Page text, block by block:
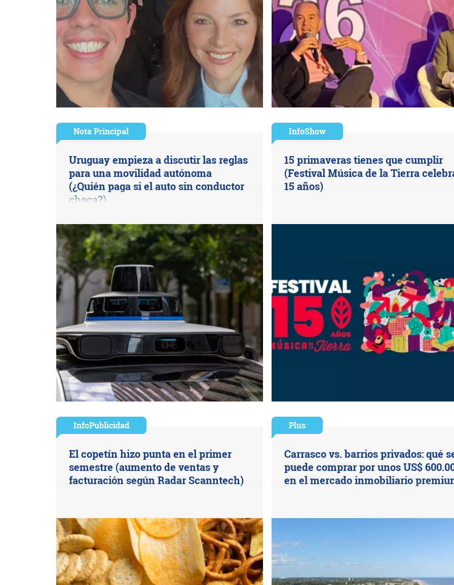
Nota Principal
Uruguay empieza a discutir las reglas
para una movilidad autónoma
(¿Quién paga si el auto sin conductor
choca?)
InfoShow
15 primaveras tienes que cumplir
(Festival Música de la Tierra
15 años)
InfoPublicidad
El copetín hizo punta en el primer
semestre (aumento de ventas y
facturación según Radar Scanntech)
Plus
Carrasco vs. barrios privados: qué
puede comprar por unos US$
en el mercado inmobiliario